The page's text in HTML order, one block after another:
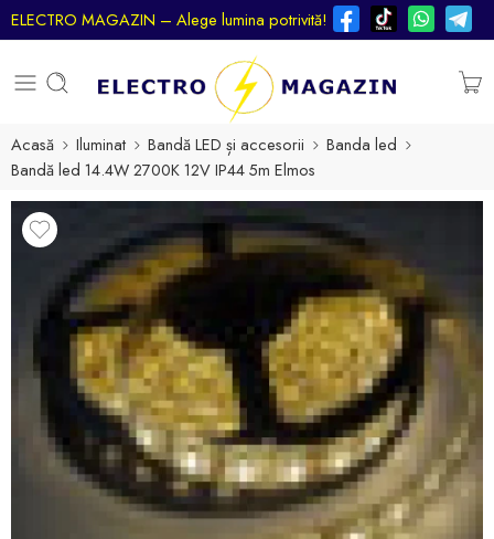
ELECTRO MAGAZIN – Alege lumina potrivită!
Acasă Iluminat Bandă LED și accesorii
Banda led
Bandă led 14.4W 2700K 12V IP44 5m Elmos